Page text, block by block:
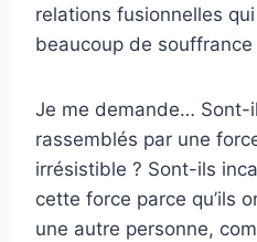
relations fusionnelles
beaucoup de
Je me demande… Sont-
rassemblés par une
irrésistible ? Sont-ils
cette force parce qu’ils
une autre personne,